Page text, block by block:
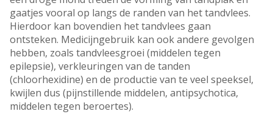
gaatjes vooral op langs de randen van het tandvlees.
Hierdoor kan bovendien het tandvlees gaan
ontsteken. Medicijngebruik kan ook andere gevolgen
hebben, zoals tandvleesgroei (middelen tegen
epilepsie), verkleuringen van de tanden
(chloorhexidine) en de productie van te veel speeksel,
kwijlen dus (pijnstillende middelen, antipsychotica,
middelen tegen beroertes).